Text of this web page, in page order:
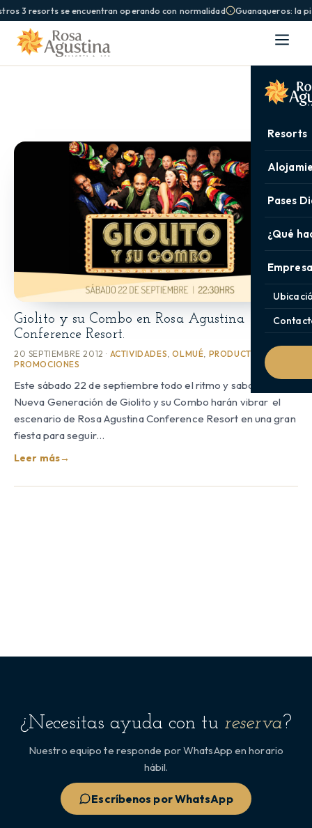
3 resorts se encuentran operando con normalidad Guanaqueros: la
Resorts
Pases
¿Qué
Giolito y su Combo en Rosa Agustina
Conference Resort.
20 SEPTIEMBRE 2012 · ACTIVIDADES ,OLMUÉ PRODUCTOS Y
PROMOCIONES
Este sábado 22 de septiembre todo el ritmo y sabor de la
Nueva Generación de Giolito y su Combo harán vibrar el
escenario de Rosa Agustina Conference Resort en una gran
fiesta para seguir…
Leer más→
¿Necesitas ayuda con tu reserva?
Nuestro equipo te responde por WhatsApp en horario
hábil.
Escríbenos por WhatsApp